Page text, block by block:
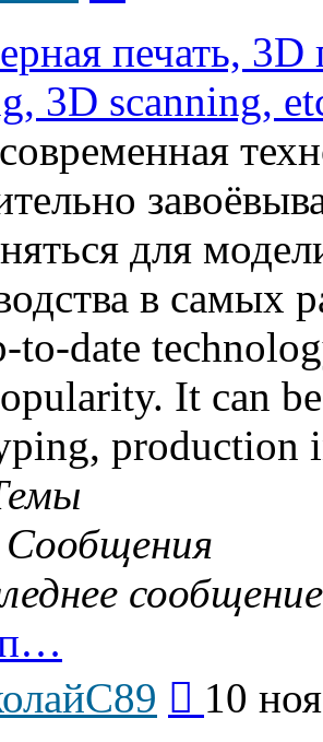
печать,
3D scanning,
для
в самых
to-date
It can
production
Сообщения
сообщение
последнему
10